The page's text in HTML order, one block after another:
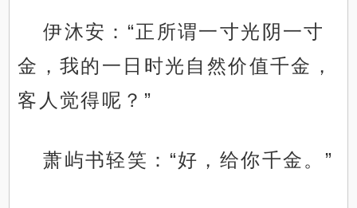
伊沐安：“正所谓一寸光阴一寸
金，我的一日时光自然价值千金，
客人觉得呢？”
萧屿书轻笑：“好，给你千金。”